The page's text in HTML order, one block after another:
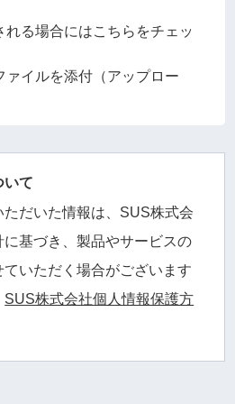
れる場合にはこちらをチェッ
イルを添付（アップロー
いて
だいた情報は、SUS株式会
基づき、製品やサービスの
いただく場合がございます
SUS株式会社個人情報保護方